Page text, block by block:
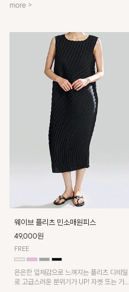
more >
웨이브 플리츠 민소매원피스
49,000원
FREE
은은한 입체감으로 느껴지는 플리츠 디테일
로 고급스러운 분위기가 UP! 자켓 또는 가디